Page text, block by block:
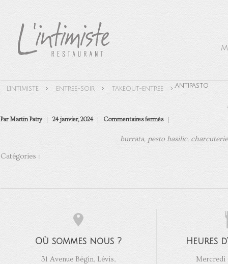
L'INTIMISTE ENTREE-SOIR ,
TAKEOUT-ENTREE ANTIPASTO
Par Martin Patry 24 janvier, 2024 Commentaires ferméssur
Antipasto
burrata, pesto basilic,
Catégories :
Où sommes nous ?
31 Avenue Bégin, Lévis,
Heures
Mercredi